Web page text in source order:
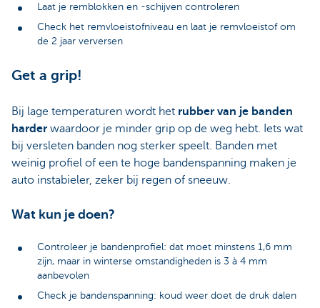
Laat je remblokken en -schijven controleren
Check het remvloeistofniveau en laat je remvloeistof om
de 2 jaar verversen
Get a grip!
Bij lage temperaturen wordt het rubber van je banden
harder waardoor je minder grip op de weg hebt. Iets wat
bij versleten banden nog sterker speelt. Banden met
weinig profiel of een te hoge bandenspanning maken je
auto instabieler, zeker bij regen of sneeuw.
Wat kun je doen?
Controleer je bandenprofiel: dat moet minstens 1,6 mm
zijn, maar in winterse omstandigheden is 3 à 4 mm
aanbevolen
Check je bandenspanning: koud weer doet de druk dalen